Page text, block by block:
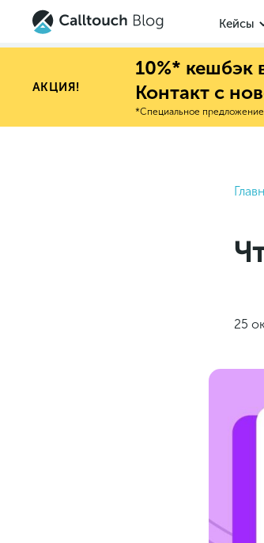
Кейсы
АКЦИЯ!
10%* кешбэк
Контакт с
*Специальное предложение
25